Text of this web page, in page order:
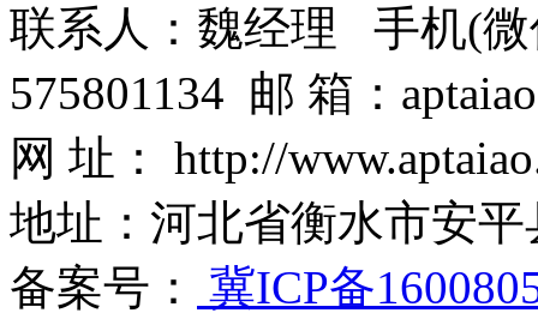
联系人：魏经理 手机(微
575801134 邮 箱：
网 址： http://
地址：河北省衡水市安
备案号：
冀ICP备